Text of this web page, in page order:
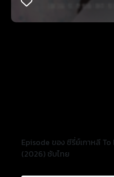
Episode ของ ซีรี่ย์เกาหลี
(2026) ซับไทย